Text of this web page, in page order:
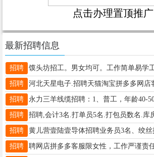
点击办理置顶推广
最新招聘信息
招聘
招聘
招聘
招聘
招聘
招聘